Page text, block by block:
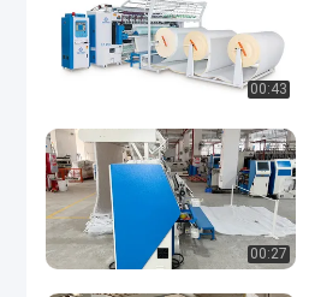
00:43
00:27